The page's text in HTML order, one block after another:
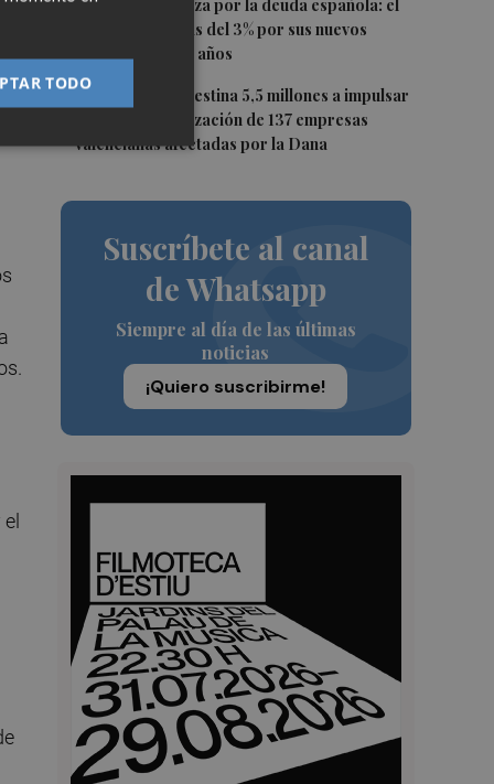
4 Crece la confianza por la deuda española: el
Tesoro paga más del 3% por sus nuevos
bonos a 5, 7 y 10 años
5 La Generalitat destina 5,5 millones a impulsar
la internacionalización de 137 empresas
valencianas afectadas por la Dana
Suscríbete al canal
de Whatsapp
Siempre al día de las últimas
noticias
¡Quiero suscribirme!
TODO